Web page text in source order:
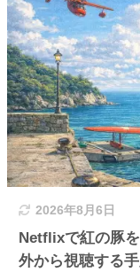
2026年8月6日
Netflixで紅の豚
外から視聴する